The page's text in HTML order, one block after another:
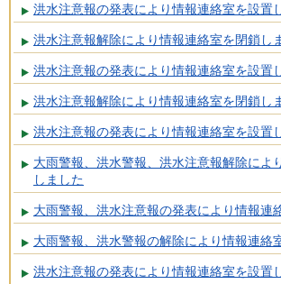
洪水注意報の発表により情報連絡室を設置
洪水注意報解除により情報連絡室を閉鎖し
洪水注意報の発表により情報連絡室を設置
洪水注意報解除により情報連絡室を閉鎖し
洪水注意報の発表により情報連絡室を設置
大雨警報、洪水警報、洪水注意報解除によ
しました
大雨警報、洪水注意報の発表により情報連
大雨警報、洪水警報の解除により情報連絡
洪水注意報の発表により情報連絡室を設置